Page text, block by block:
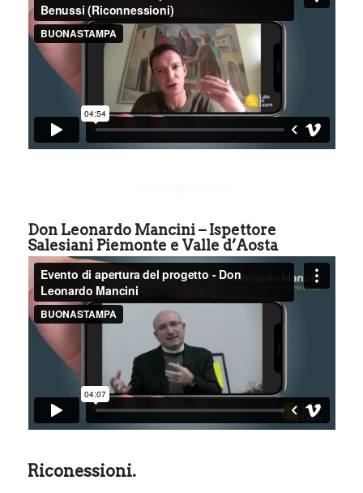
Don Leonardo Mancini – Ispettore
Salesiani Piemonte e Valle d’Aosta
Riconessioni.